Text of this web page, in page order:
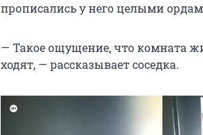
прописались у него целыми
— Такое ощущение, что комната
ходят, — рассказывает соседка.